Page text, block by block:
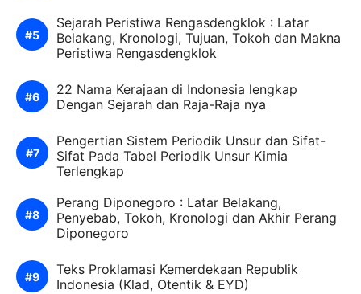
Sejarah Peristiwa Rengasdengklok : Latar
Belakang, Kronologi, Tujuan, Tokoh dan Makna
Peristiwa Rengasdengklok
22 Nama Kerajaan di Indonesia lengkap
Dengan Sejarah dan Raja-Raja nya
Pengertian Sistem Periodik Unsur dan Sifat-
Sifat Pada Tabel Periodik Unsur Kimia
Terlengkap
Perang Diponegoro : Latar Belakang,
Penyebab, Tokoh, Kronologi dan Akhir Perang
Diponegoro
Teks Proklamasi Kemerdekaan Republik
Indonesia (Klad, Otentik & EYD)